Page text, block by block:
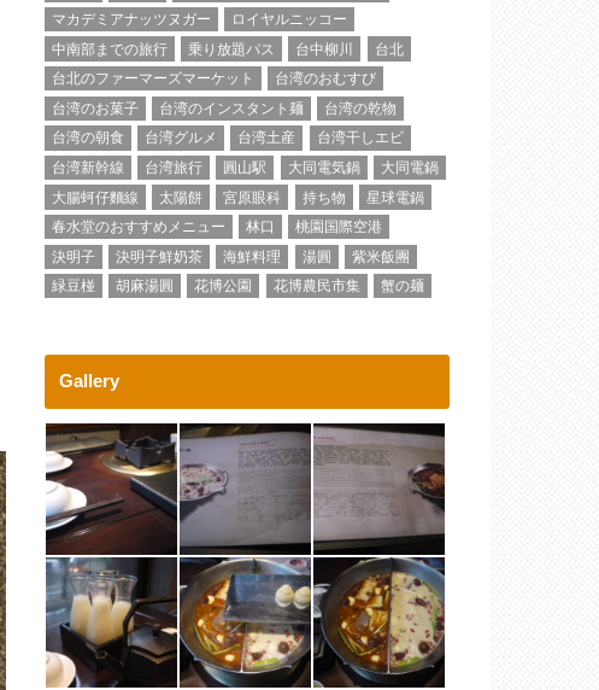
マカデミアナッツヌガー
ロイヤルニッコー
中南部までの旅行
乗り放題パス 台中柳川
台北
台北のファーマーズマーケット
台湾のおむすび
台湾のお菓子
台湾のインスタント麺
台湾の乾物
台湾の朝食
台湾グルメ 台湾土産
台湾干しエビ
台湾新幹線
台湾旅行 圓山駅 大同電気鍋
大同電鍋
大腸蚵仔麵線
太陽餅 宮原眼科 持ち物
星球電鍋
春水堂のおすすめメニュー
林口
桃園国際空港
決明子
決明子鮮奶茶 海鮮料理 湯圓
紫米飯團
緑豆椪
胡麻湯圓 花博公園 花博農民市集 蟹の麺
Gallery